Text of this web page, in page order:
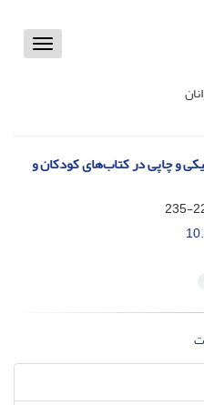
Toggle
و چاپی در کتاب‌های کودکان و